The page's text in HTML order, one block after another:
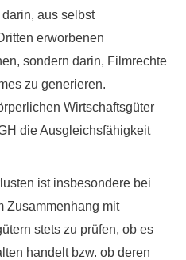
aus selbst
erworbenen
sondern darin, Filmrechte
zu generieren.
Wirtschaftsgüter
die Ausgleichsfähigkeit
ist insbesondere bei
Zusammenhang mit
stets zu prüfen, ob es
handeltbzw. ob deren